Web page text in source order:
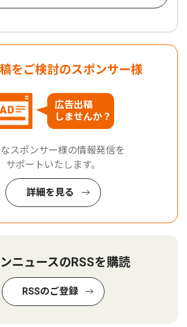
をご検討のスポンサー様
広告出稿
しませんか？
スポンサー様の情報発信を
サポートいたします。
詳細を見る
ニュースのRSSを購読
RSSのご登録